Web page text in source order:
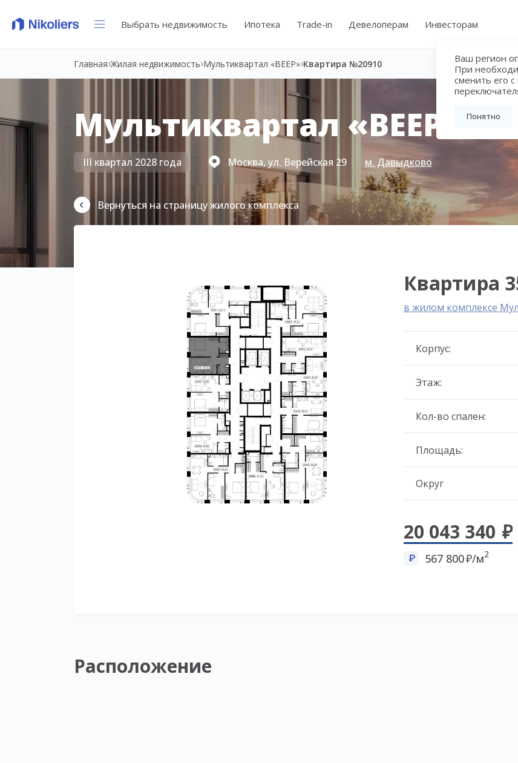
Выбрать недвижимость Ипотека Trade-in Девелоперам Инвесторам
Ваш регион
При
сменить его
Понятно
Главная Жилая недвижимость Мультиквартал «ВЕЕР» Квартира №20910
Мультиквартал «ВЕЕР»
III квартал 2028 года Москва, ул. Верейская 29 м. Давыдково
Вернуться на страницу жилого комплекса
Квартира
в жилом комплексе
Корпус:
Этаж:
Кол-во спален:
Площадь:
Округ
20 043 340
567 800 /м2
Расположение